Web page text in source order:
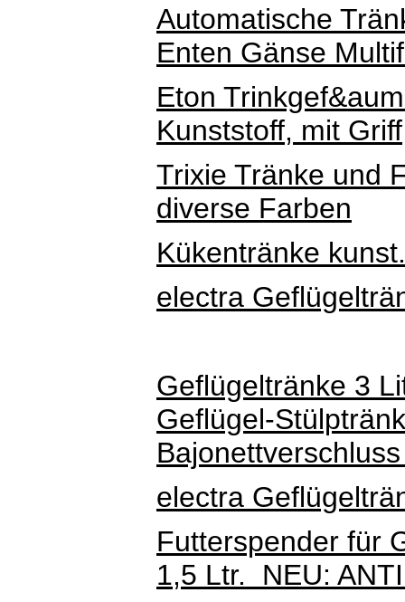
Automatische
Enten Gänse
Eton
Kunststoff, mit Griff
Trixie Tränke und
diverse Farben
Kükentränke
electra
Geflügeltränke 3
Geflügel-
electra
Futterspender für
1,5 Ltr. NEU: